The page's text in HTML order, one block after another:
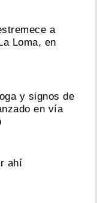
a
Loma, en
y signos de
en vía
ahí